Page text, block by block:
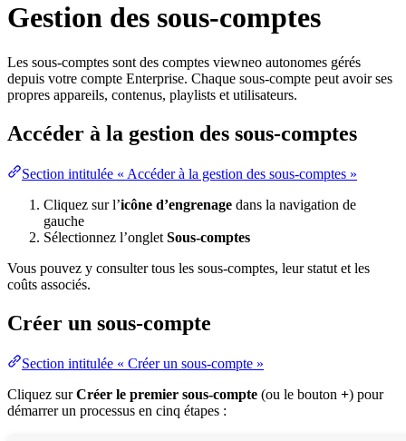
Gestion des sous-comptes
Les sous-comptes sont des comptes viewneo autonomes gérés
depuis votre compte Enterprise. Chaque sous-compte peut avoir ses
propres appareils, contenus, playlists et utilisateurs.
Accéder à la gestion des sous-comptes
Section intitulée « Accéder à la gestion des sous-comptes »
Cliquez sur l’icône d’engrenage dans la navigation de
gauche
Sélectionnez l’onglet Sous-comptes
Vous pouvez y consulter tous les sous-comptes, leur statut et les
coûts associés.
Créer un sous-compte
Section intitulée « Créer un sous-compte »
Cliquez surCréer le premier sous-compte (ou le bouton +) pour
démarrer un processus en cinq étapes :